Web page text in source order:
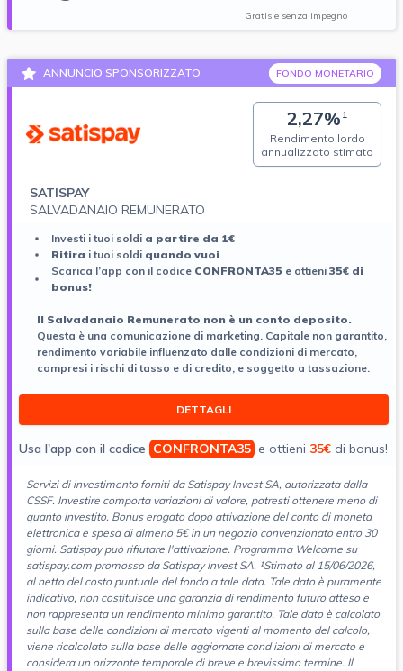
Gratis e senza impegno
ANNUNCIO SPONSORIZZATO FONDO MONETARIO
2,27%1
Rendimento lordo
annualizzato stimato
SATISPAY
SALVADANAIO REMUNERATO
Investi i tuoi soldi a partire da 1€
Ritira i tuoi soldi quando vuoi
Scarica l’app con il codice CONFRONTA35 e ottieni 35€ di
bonus!
ll Salvadanaio Remunerato non è un conto deposito.
Questa è una comunicazione di marketing. Capitale non garantito,
rendimento variabile influenzato dalle condizioni di mercato,
compresi i rischi di tasso e di credito, e soggetto a tassazione.
DETTAGLI
Usa l'app con il codice CONFRONTA35 e ottieni 35€ di bonus!
Servizi di investimento forniti da Satispay Invest SA, autorizzata dalla
CSSF. Investire comporta variazioni di valore, potresti ottenere meno di
quanto investito. Bonus erogato dopo attivazione del conto di moneta
elettronica e spesa di almeno 5€ in un negozio convenzionato entro 30
giorni. Satispay può rifiutare l'attivazione. Programma Welcome su
satispay.com promosso da Satispay Invest SA. ¹Stimato al 15/06/2026,
al netto del costo puntuale del fondo a tale data. Tale dato è puramente
indicativo, non costituisce una garanzia di rendimento futuro atteso e
non rappresenta un rendimento minimo garantito. Tale dato è calcolato
sulla base delle condizioni di mercato vigenti al momento del calcolo,
viene ricalcolato sulla base delle aggiornate cond izioni di mercato e
considera un orizzonte temporale di breve e brevissimo termine. Il